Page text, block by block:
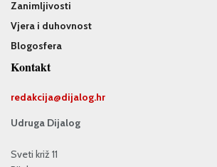
Zanimljivosti
Vjera i duhovnost
Blogosfera
Kontakt
redakcija@dijalog.hr
Udruga Dijalog
Sveti križ 11